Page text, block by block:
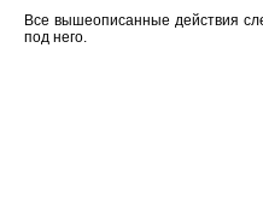
Все вышеописанные действия
под него.